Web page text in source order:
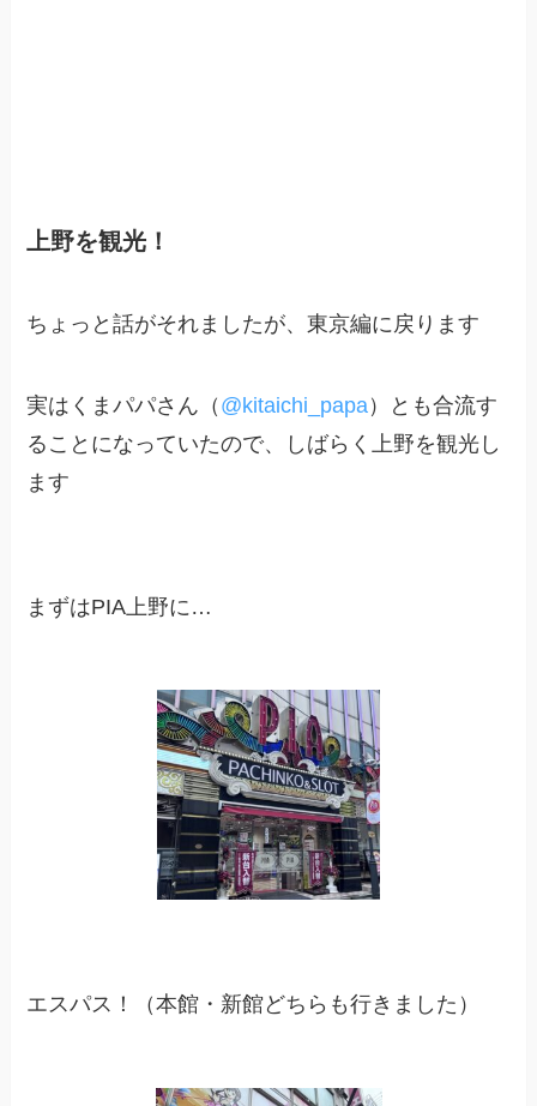
上野を観光！
ちょっと話がそれましたが、東京編に戻ります
実はくまパパさん（ @kitaichi_papa）とも合流す
ることになっていたので、しばらく上野を観光し
ます
まずはPIA上野に…
エスパス！（本館・新館どちらも行きました）